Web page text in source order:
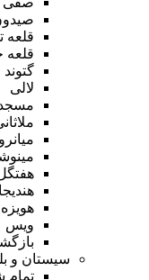
قلعه
قلعه
گتوند
لالی
هویزه
ویس
سیستان و
تمام